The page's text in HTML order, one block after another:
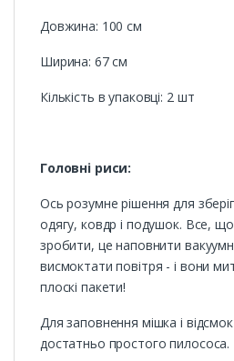
Довжина: 100 см
Ширина: 67 см
Кількість в упаковці: 2 шт
Головні риси:
Ось розумне рішення для
одягу, ковдр і подушок. Все,
зробити, це наповнити
висмоктати повітря - і вони
плоскі пакети!
Для заповнення мішка і
достатньо простого пилососа.